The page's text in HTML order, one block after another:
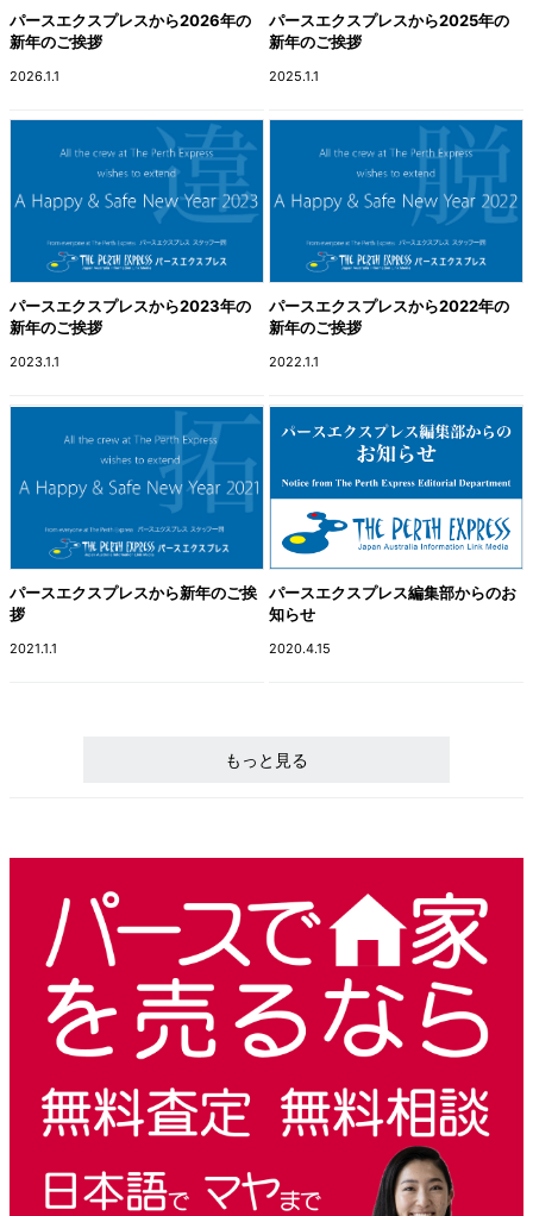
パースエクスプレスから2026年の
新年のご挨拶
2026.1.1
パースエクスプレスから2025年の
新年のご挨拶
2025.1.1
パースエクスプレスから2023年の
新年のご挨拶
2023.1.1
パースエクスプレスから2022年の
新年のご挨拶
2022.1.1
パースエクスプレスから新年のご挨
拶
2021.1.1
パースエクスプレス編集部からのお
知らせ
2020.4.15
もっと見る